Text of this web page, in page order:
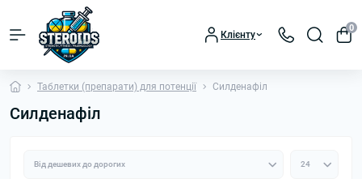
Клієнту
0
Таблетки (препарати) для потенції Силденафіл
Силденафіл